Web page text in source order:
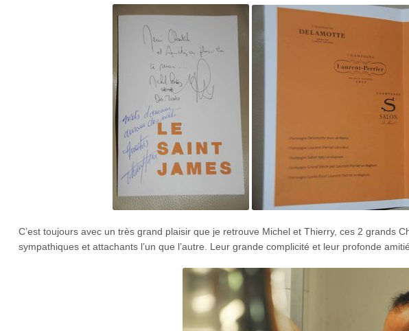
C’est toujours avec un très grand plaisir que je retrouve Michel et Thierry, ces 2 grands
sympathiques et attachants l’un que l’autre. Leur grande complicité et leur profonde